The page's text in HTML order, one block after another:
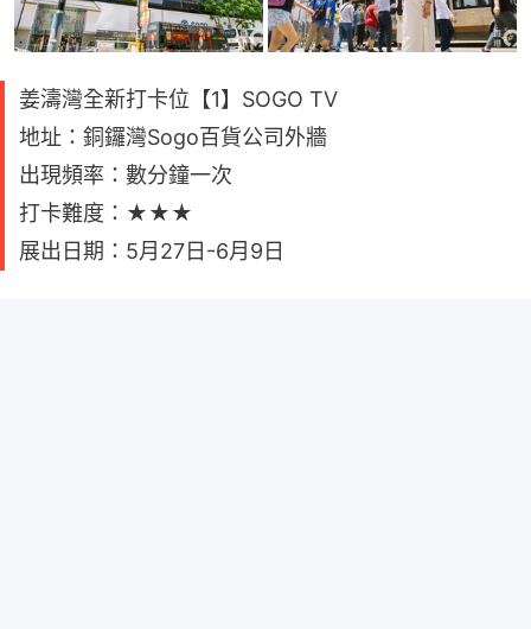
姜濤灣全新打卡位【1】SOGO TV
地址：銅鑼灣Sogo百貨公司外牆
出現頻率：數分鐘一次
打卡難度：★★★
展出日期：5月27日-6月9日